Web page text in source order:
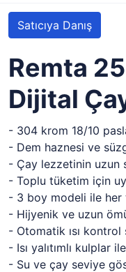
Satıcıya Danış
Remta
Dijital
- 304 krom 18/10
- Dem haznesi ve
- Çay lezzetinin uzun
- Toplu tüketim için
- 3 boy modeli ile her
- Hijyenik ve uzun
- Otomatik ısı
- Isı yalıtımlı kulplar
- Su ve çay seviye